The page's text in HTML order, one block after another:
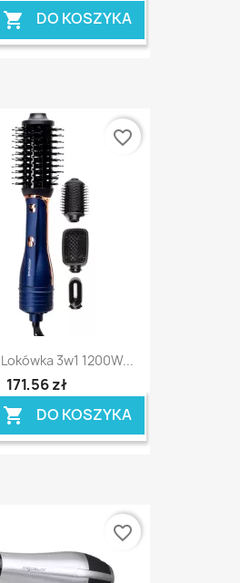
 DO KOSZYKA
3w1 1200W...
171,56 zł
 DO KOSZYKA
favorite_border
favorite_border